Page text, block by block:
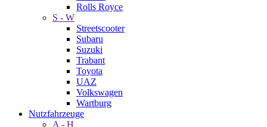
Rolls Royce
S - W
Streetscooter
Subaru
Suzuki
Trabant
Toyota
UAZ
Volkswagen
Wartburg
Nutzfahrzeuge
A - H